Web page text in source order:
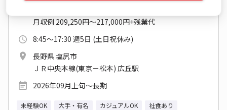
月収例 209,250円～217,000円+残業代
8:45～17:30 週5日 (土日祝休み)
長野県 塩尻市
ＪＲ中央本線(東京－松本) 広丘駅
2026年09月上旬～長期
未経験OK 大手・有名 カジュアルOK
社食あり